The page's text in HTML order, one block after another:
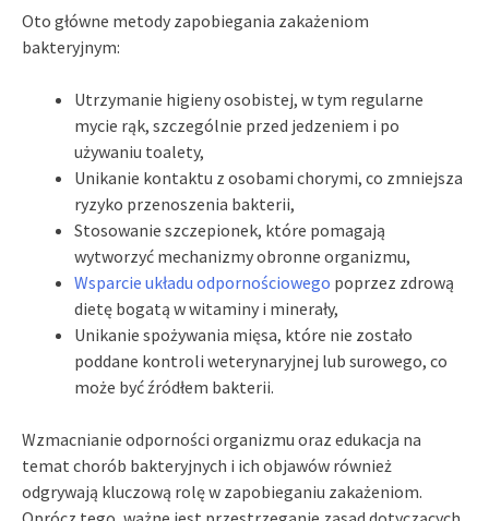
Oto główne metody zapobiegania zakażeniom
bakteryjnym:
Utrzymanie higieny osobistej, w tym regularne
mycie rąk, szczególnie przed jedzeniem i po
używaniu toalety,
Unikanie kontaktu z osobami chorymi, co zmniejsza
ryzyko przenoszenia bakterii,
Stosowanie szczepionek, które pomagają
wytworzyć mechanizmy obronne organizmu,
Wsparcie układu odpornościowego poprzez zdrową
dietę bogatą w witaminy i minerały,
Unikanie spożywania mięsa, które nie zostało
poddane kontroli weterynaryjnej lub surowego, co
może być źródłem bakterii.
Wzmacnianie odporności organizmu oraz edukacja na
temat chorób bakteryjnych i ich objawów również
odgrywają kluczową rolę w zapobieganiu zakażeniom.